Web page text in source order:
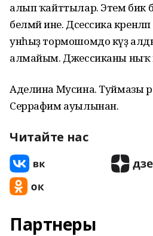
алып ҡайттылар. Этем бик
белмәй ине. Дсессика
унһыҙ тормошомдо күҙ
алмайым. Джессиканы ныҡ
Аделина Мусина. Туймазы
Серрафим ауылынан.
Читайте нас
Партнеры